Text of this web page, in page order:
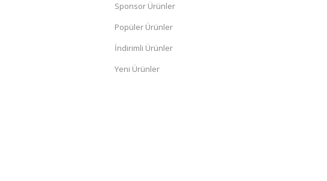
Sponsor Ürünler
Popüler Ürünler
İndirimli Ürünler
Yeni Ürünler